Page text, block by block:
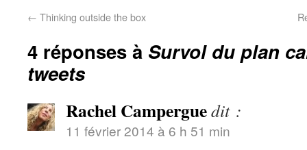
← Thinking outside the box
4 réponses à Survol du plan
tweets
Rachel Camperguedit :
11 février 2014 à 6 h 51 min